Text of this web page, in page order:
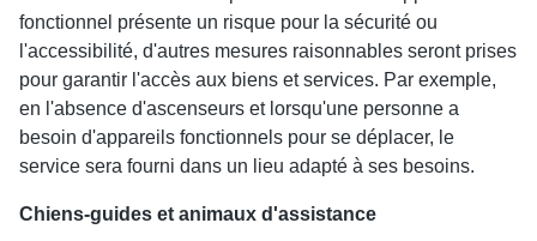
fonctionnel présente un risque pour la sécurité ou
l'accessibilité, d'autres mesures raisonnables seront prises
pour garantir l'accès aux biens et services. Par exemple,
en l'absence d'ascenseurs et lorsqu'une personne a
besoin d'appareils fonctionnels pour se déplacer, le
service sera fourni dans un lieu adapté à ses besoins.
Chiens-guides et animaux d'assistance